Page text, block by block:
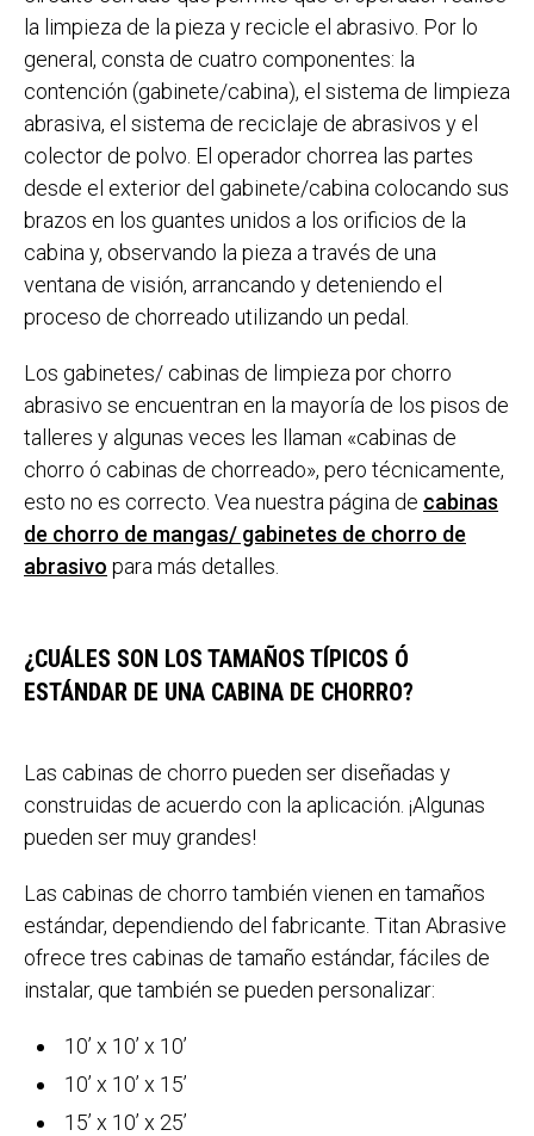
la limpieza de la pieza y recicle el abrasivo. Por lo
general, consta de cuatro componentes: la
contención (gabinete/cabina), el sistema de limpieza
abrasiva, el sistema de reciclaje de abrasivos y el
colector de polvo. El operador chorrea las partes
desde el exterior del gabinete/cabina colocando sus
brazos en los guantes unidos a los orificios de la
cabina y, observando la pieza a través de una
ventana de visión, arrancando y deteniendo el
proceso de chorreado utilizando un pedal.
Los gabinetes/ cabinas de limpieza por chorro
abrasivo se encuentran en la mayoría de los pisos de
talleres y algunas veces les llaman «cabinas de
chorro ó cabinas de chorreado», pero técnicamente,
esto no es correcto. Vea nuestra página de cabinas
de chorro de mangas/ gabinetes de chorro de
abrasivo para más detalles.
¿CUÁLES SON LOS TAMAÑOS TÍPICOS Ó
ESTÁNDAR DE UNA CABINA DE CHORRO?
Las cabinas de chorro pueden ser diseñadas y
construidas de acuerdo con la aplicación. ¡Algunas
pueden ser muy grandes!
Las cabinas de chorro también vienen en tamaños
estándar, dependiendo del fabricante. Titan Abrasive
ofrece tres cabinas de tamaño estándar, fáciles de
instalar, que también se pueden personalizar:
10’ x 10’ x 10’
10’ x 10’ x 15’
15’ x 10’ x 25’